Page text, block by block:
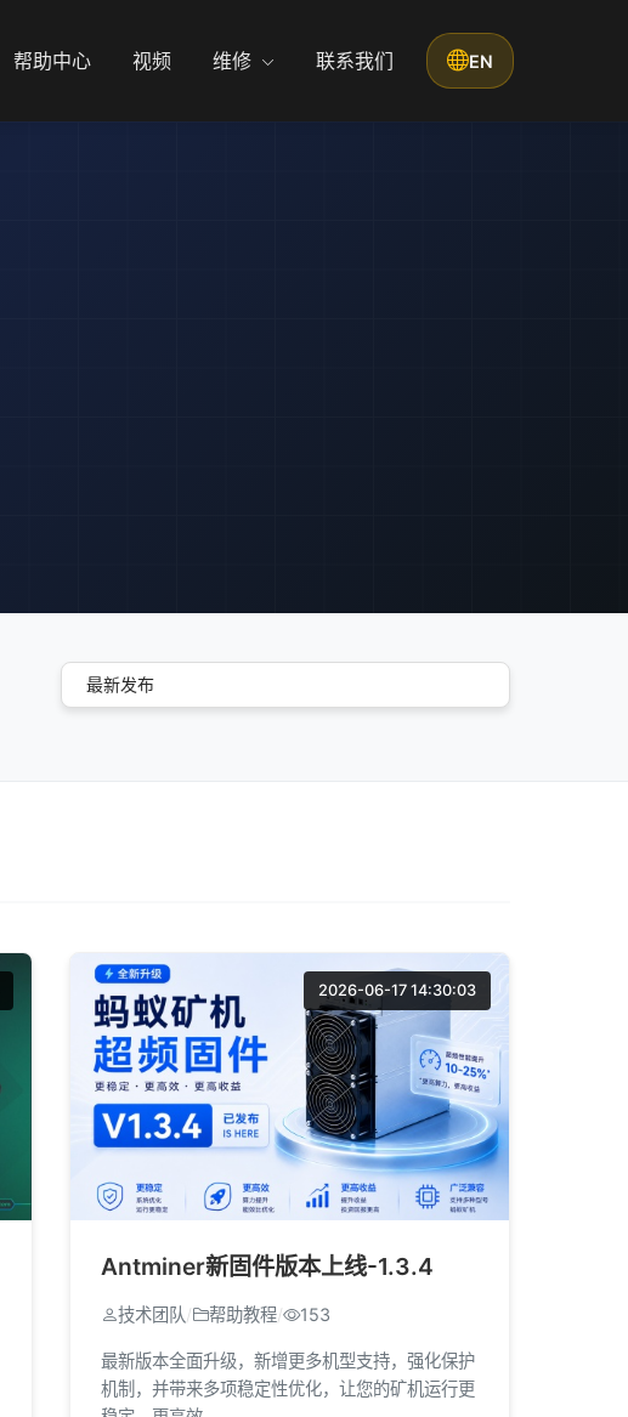
帮助中心 视频 维修 联系我们 EN
2026-06-17 14:30:03
Antminer新固件版本上线-1.3.4
技术团队/ 帮助教程/ 153
最新版本全面升级，新增更多机型支持，强化保护
机制，并带来多项稳定性优化，让您的矿机运行更